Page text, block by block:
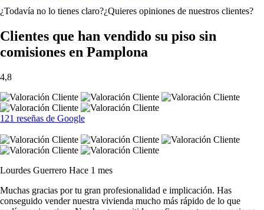
¿Todavía no lo tienes claro?¿Quieres opiniones de nuestros clientes?
Clientes que han vendido su piso sin
comisiones en Pamplona
4,8
121 reseñas de Google
Lourdes Guerrero Hace 1 mes
Muchas gracias por tu gran profesionalidad e implicación. Has
conseguido vender nuestra vivienda mucho más rápido de lo que